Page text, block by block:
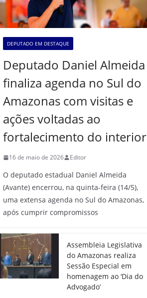
DEPUTADO EM DESTAQUE
Deputado Daniel Almeida
finaliza agenda no Sul do
Amazonas com visitas e
ações voltadas ao
fortalecimento do interior
16 de maio de 2026 Editor
O deputado estadual Daniel Almeida
(Avante) encerrou, na quinta-feira (14/5),
uma extensa agenda no Sul do Amazonas,
após cumprir compromissos
Assembleia Legislativa
do Amazonas realiza
Sessão Especial em
homenagem ao ‘Dia do
Advogado’